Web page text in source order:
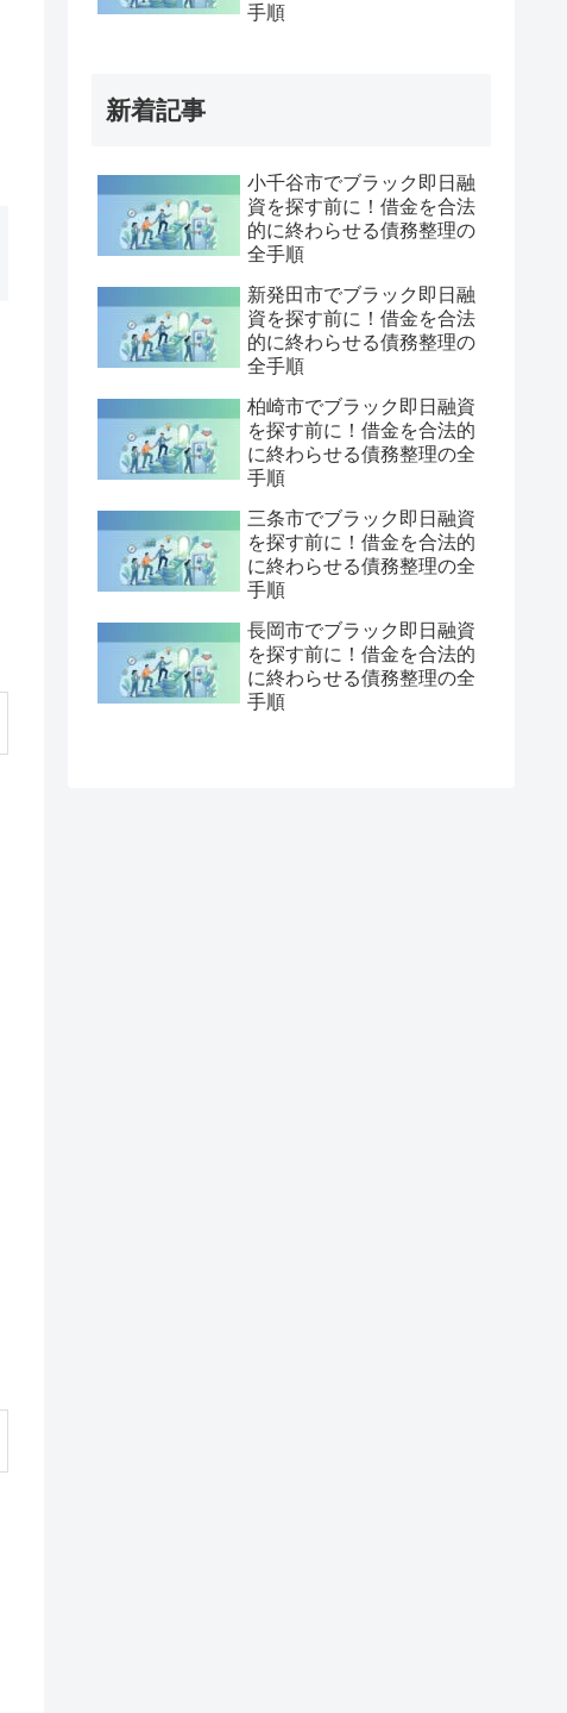
手順
新着記事
小千谷市でブラック即日融
資を探す前に！借金を合法
的に終わらせる債務整理の
全手順
新発田市でブラック即日融
資を探す前に！借金を合法
的に終わらせる債務整理の
全手順
柏崎市でブラック即日融資
を探す前に！借金を合法的
に終わらせる債務整理の全
手順
三条市でブラック即日融資
を探す前に！借金を合法的
に終わらせる債務整理の全
手順
長岡市でブラック即日融資
を探す前に！借金を合法的
に終わらせる債務整理の全
手順